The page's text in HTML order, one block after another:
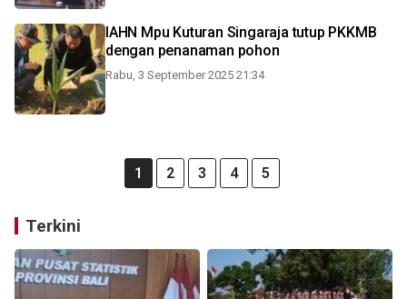
IAHN Mpu Kuturan Singaraja tutup PKKMB
dengan penanaman pohon
Rabu, 3 September 2025 21:34
1 2 3 4 5
Terkini